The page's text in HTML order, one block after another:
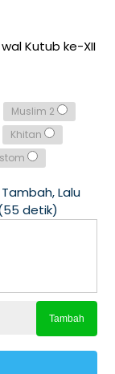
Kutub ke-XII
Muslim 2
Khitan
Lalu
detik)
Tambah